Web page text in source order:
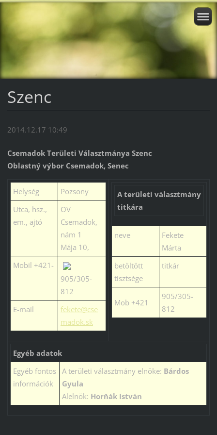
Szenc
2014.12.17 10:49
Csemadok Területi Választmánya Szenc
Oblastný výbor Csemadok, Senec
Helység
Pozsony
Utca, hsz.,
em., ajtó
OV
Csemadok,
nám 1
Mája 10,
Mobil +421-
905/305-
812
E-mail
fekete@cse
madok.sk
A területi választmány
titkára
neve
Fekete
Márta
betöltött
tisztsége
titkár
Mob +421
905/305-
812
Egyéb adatok
Egyéb fontos
információk
A területi választmány elnöke: Bárdos
Gyula
Alelnök: Horňák István